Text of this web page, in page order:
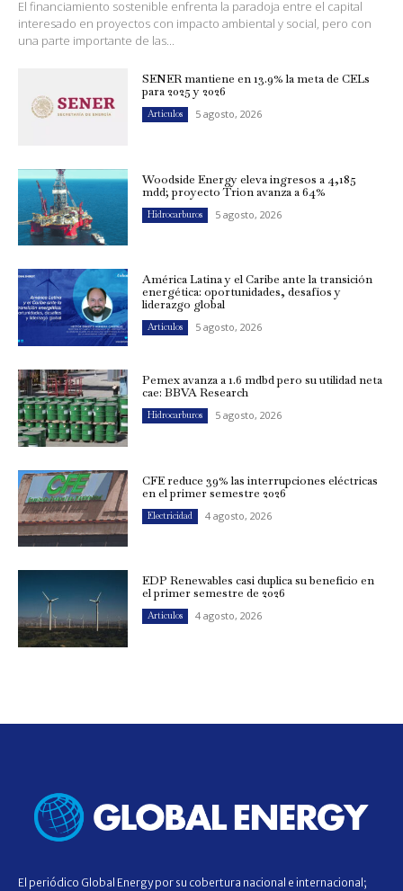
El financiamiento sostenible enfrenta la paradoja entre el capital
interesado en proyectos con impacto ambiental y social, pero con
una parte importante de las...
SENER mantiene en 13.9% la meta de CELs
para 2025 y 2026
Artículos 5 agosto, 2026
Woodside Energy eleva ingresos a 4,185
mdd; proyecto Trion avanza a 64%
Hidrocarburos 5 agosto, 2026
América Latina y el Caribe ante la transición
energética: oportunidades, desafíos y
liderazgo global
Artículos 5 agosto, 2026
Pemex avanza a 1.6 mdbd pero su utilidad neta
cae: BBVA Research
Hidrocarburos 5 agosto, 2026
CFE reduce 39% las interrupciones eléctricas
en el primer semestre 2026
Electricidad 4 agosto, 2026
EDP Renewables casi duplica su beneficio en
el primer semestre de 2026
Artículos 4 agosto, 2026
El periódico Global Energy por su cobertura nacional e internacional;